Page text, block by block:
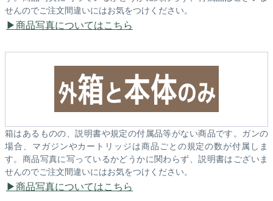
せんのでご注文間違いにはお気をつけください。
商品写真についてはこちら
箱はあるものの、説明書や規定の付属品等がない商品です。ガンの
場合、マガジンやカートリッジは商品ごとの規定の数が付属しま
す。商品写真に写っているかどうかに関わらず、説明書はございま
せんのでご注文間違いにはお気をつけください。
商品写真についてはこちら